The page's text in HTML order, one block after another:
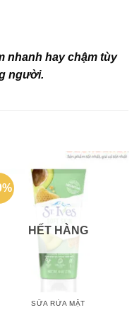
nhanh hay chậm tùy
người.
HẾT HÀNG
SỮA RỬA MẶT